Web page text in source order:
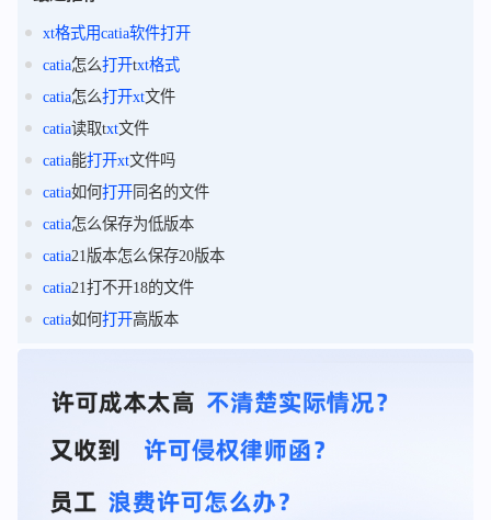
xt格式用catia软件打开
catia怎么打开txt格式
catia怎么打开xt文件
catia读取txt文件
catia能打开xt文件吗
catia如何打开同名的文件
catia怎么保存为低版本
catia21版本怎么保存20版本
catia21打不开18的文件
catia如何打开高版本